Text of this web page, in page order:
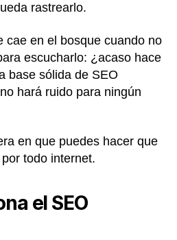
rastrearlo.
cae en el bosque cuando no
escucharlo: ¿acaso hace
base sólida de SEO
hará ruido para ningún
en que puedes hacer que
todo internet.
el SEO